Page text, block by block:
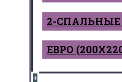
2-СПАЛЬНЫЕ
ЕВРО
+